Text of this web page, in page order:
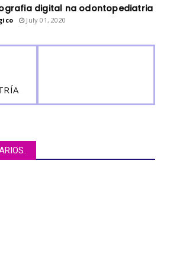
digital na odontopediatria
July 01, 2020